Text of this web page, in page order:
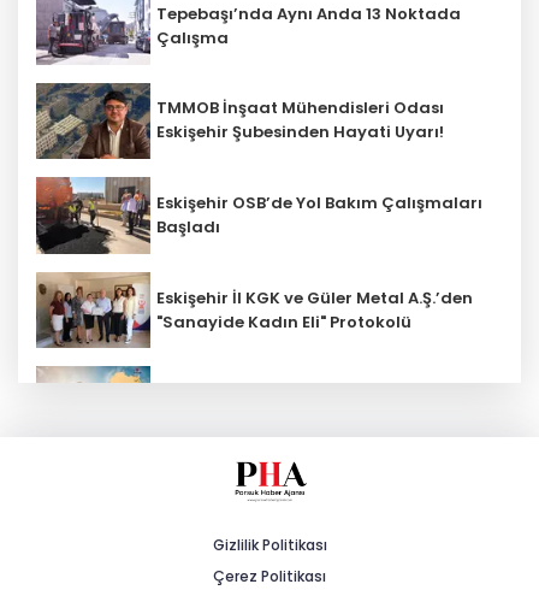
Tepebaşı’nda Aynı Anda 13 Noktada
Çalışma
TMMOB İnşaat Mühendisleri Odası
Eskişehir Şubesinden Hayati Uyarı!
Eskişehir OSB’de Yol Bakım Çalışmaları
Başladı
Eskişehir İl KGK ve Güler Metal A.Ş.’den
"Sanayide Kadın Eli" Protokolü
Aşırı Sıcaklara Karşı Tedbirli Olalım
Gizlilik Politikası
Çerez Politikası